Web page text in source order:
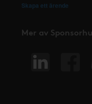
Skapa ett ärende
Mer av